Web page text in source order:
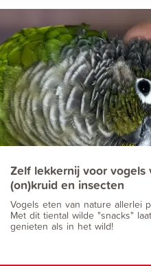
Zelf lekkernij voor vogels
(on)kruid en insecten
Vogels eten van nature allerlei
Met dit tiental wilde "snacks"
genieten als in het wild!